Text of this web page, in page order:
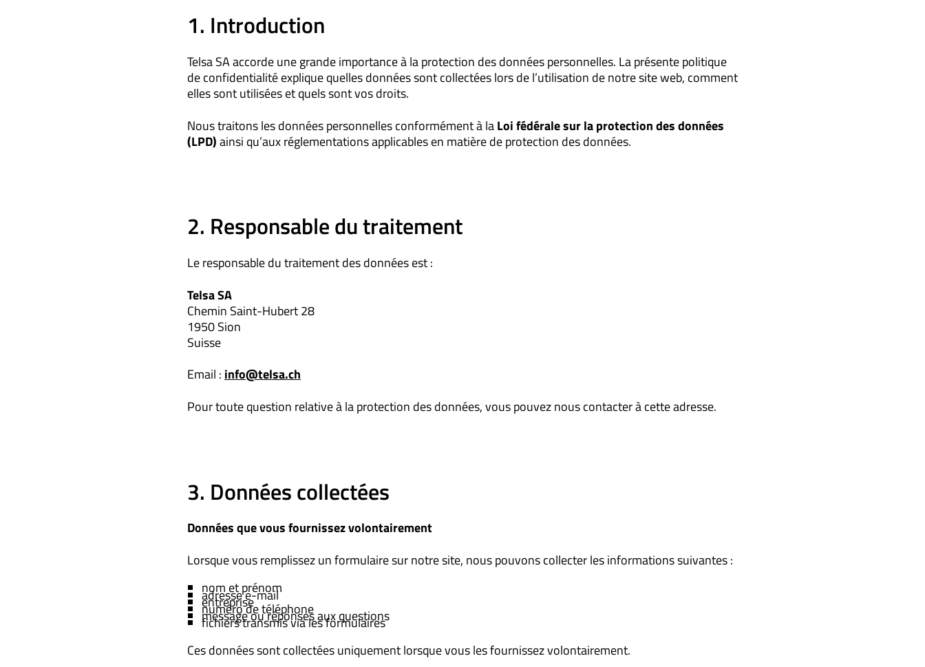
1. Introduction
Telsa SA accorde une grande importance à la protection des données personnelles. La présente politique
de confidentialité explique quelles données sont collectées lors de l’utilisation de notre site web, comment
elles sont utilisées et quels sont vos droits.
Nous traitons les données personnelles conformément à laLoi fédérale sur la protection des données
(LPD)ainsi qu’aux réglementations applicables en matière de protection des données.
2. Responsable du traitement
Le responsable du traitement des données est :
Telsa SA
Chemin Saint-Hubert 28
1950 Sion
Suisse
Email : info@telsa.ch
Pour toute question relative à la protection des données, vous pouvez nous contacter à cette adresse.
3. Données collectées
Données que vous fournissez volontairement
Lorsque vous remplissez un formulaire sur notre site, nous pouvons collecter les informations suivantes :
nom et prénom
adresse e-mail
entreprise
numéro de téléphone
message ou réponses aux questions
fichiers transmis via les formulaires
Ces données sont collectées uniquement lorsque vous les fournissez volontairement.